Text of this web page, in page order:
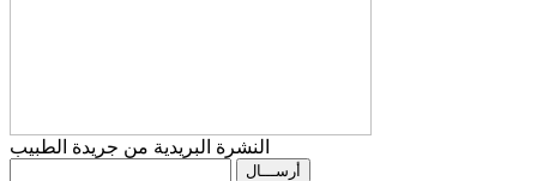
النشرة البريدية من جريدة الطبيب